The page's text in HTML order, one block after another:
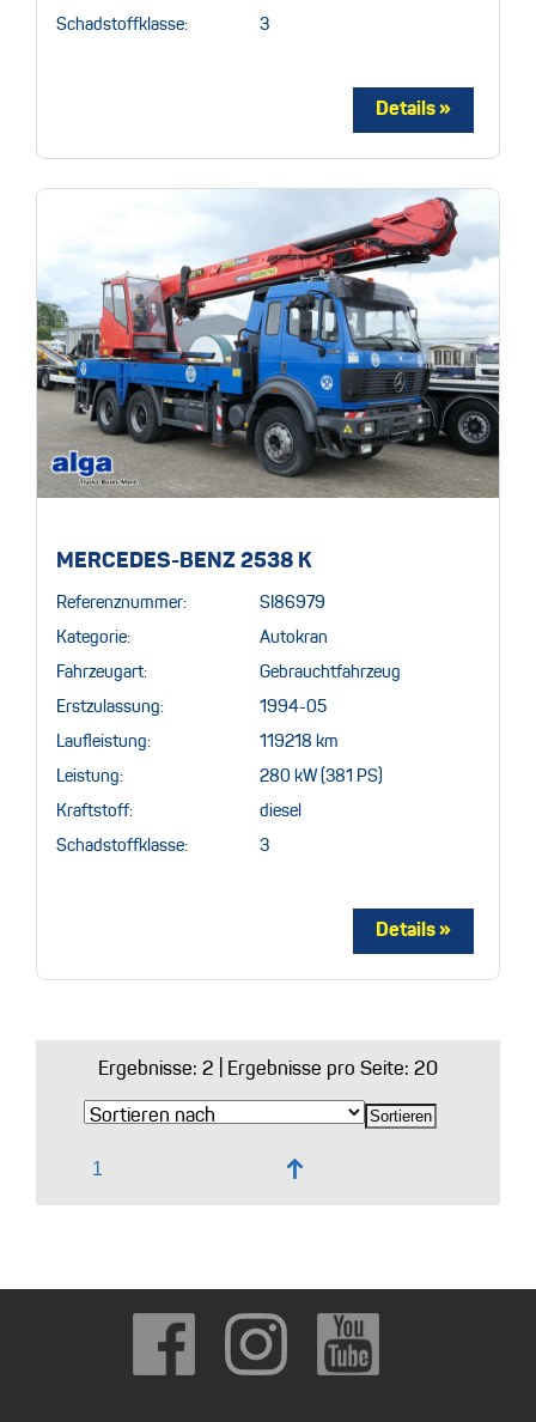
Schadstoffklasse: 3
MERCEDES-BENZ 2538 K
Referenznummer: SI86979
Kategorie: Autokran
Fahrzeugart: Gebrauchtfahrzeug
Erstzulassung: 1994-05
Laufleistung: 119218 km
Leistung: 280 kW (381 PS)
Kraftstoff: diesel
Schadstoffklasse: 3
Ergebnisse: 2 | Ergebnisse pro Seite: 20
↑